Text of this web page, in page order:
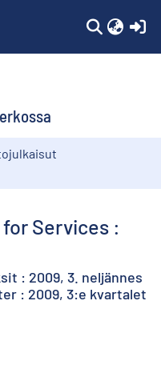
Services :
: 2009, 3. neljännes
: 2009, 3:e kvartalet